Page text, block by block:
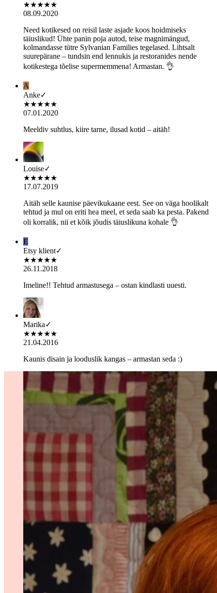
★★★★★
08.09.2020
Need kotikesed on reisil laste asjade koos hoidmiseks
täiuslikud! Ühte panin poja autod, teise magnimängud,
kolmandasse tütre Sylvanian Families tegelased. Lihtsalt
suurepärane – tundsin end lennukis ja restoranides nende
kotikestega tõelise supermemmena! Armastan. 👌
A
Anke✓
★★★★★
07.01.2020
Meeldiv suhtlus, kiire tarne, ilusad kotid – aitäh!
Louise✓
★★★★★
17.07.2019
Aitäh selle kaunise päevikukaane eest. See on väga hoolikalt
tehtud ja mul on eriti hea meel, et seda saab ka pesta. Pakend
oli korralik, nii et kõik jõudis täiuslikuna kohale 👌
E
Etsy klient✓
★★★★★
26.11.2018
Imeline!! Tehtud armastusega – ostan kindlasti uuesti.
Marika✓
★★★★★
21.04.2016
Kaunis disain ja looduslik kangas – armastan seda :)